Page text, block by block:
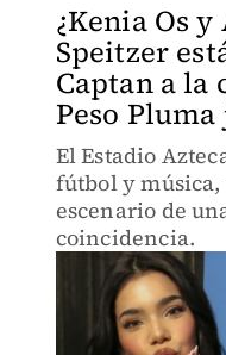
¿Kenia Os
Speitzer
Captan a la
Peso
El Estadio
fútbol y
escenario de
coincidencia.